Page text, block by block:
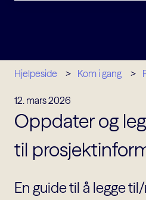
Hjelpeside Kom i gang
12. mars 2026
Oppdater og
til
En guide til å legge